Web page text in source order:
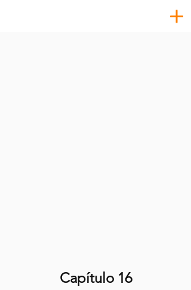
Capítulo 16